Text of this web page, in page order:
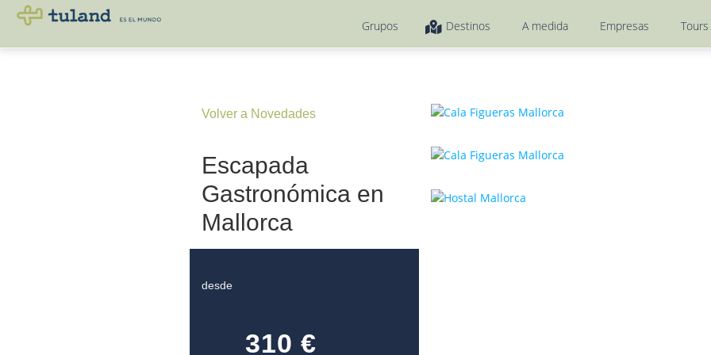
Grupos Destinos A medida Empresas Tours
Volver a Novedades
Escapada
Gastronómica en
Mallorca
desde
310 €